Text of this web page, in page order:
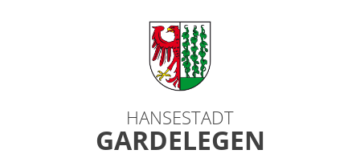
HANSESTADT
GARDELEGEN